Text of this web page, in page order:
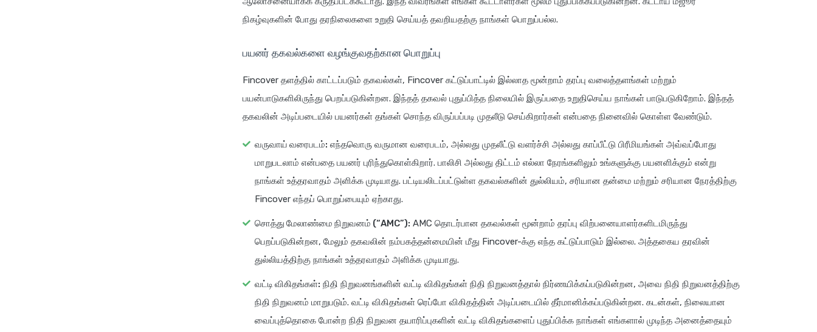
நிகழ்வுகளின் போது தரநிலைகளை உறுதி செய்யத் தவறியதற்கு நாங்கள் பொறுப்பல்ல.
பயனர் தகவல்களை வழங்குவதற்கான பொறுப்பு
Fincover தளத்தில் காட்டப்படும் தகவல்கள், Fincover கட்டுப்பாட்டில் இல்லாத மூன்றாம் தரப்பு வலைத்தளங்கள் மற்றும்
பயன்பாடுகளிலிருந்து பெறப்படுகின்றன. இந்தத் தகவல் புதுப்பித்த நிலையில் இருப்பதை உறுதிசெய்ய நாங்கள் பாடுபடுகிறோம். இந்தத்
தகவலின் அடிப்படையில் பயனர்கள் தங்கள் சொந்த விருப்பப்படி முதலீடு செய்கிறார்கள் என்பதை நினைவில் கொள்ள வேண்டும்.
வருவாய் வரைபடம்: எந்தவொரு வருமான வரைபடம், அல்லது முதலீட்டு வளர்ச்சி அல்லது காப்பீட்டு பிரீமியங்கள் அவ்வப்போது
மாறுபடலாம் என்பதை பயனர் புரிந்துகொள்கிறார். பாலிசி அல்லது திட்டம் எல்லா நேரங்களிலும் உங்களுக்கு பயனளிக்கும் என்று
நாங்கள் உத்தரவாதம் அளிக்க முடியாது. பட்டியலிடப்பட்டுள்ள தகவல்களின் துல்லியம், சரியான தன்மை மற்றும் சரியான நேரத்திற்கு
Fincover எந்தப் பொறுப்பையும் ஏற்காது.
சொத்து மேலாண்மை நிறுவனம் (“AMC”): AMC தொடர்பான தகவல்கள் மூன்றாம் தரப்பு விற்பனையாளர்களிடமிருந்து
பெறப்படுகின்றன, மேலும் தகவலின் நம்பகத்தன்மையின் மீது Fincover-க்கு எந்த கட்டுப்பாடும் இல்லை. அத்தகைய தரவின்
துல்லியத்திற்கு நாங்கள் உத்தரவாதம் அளிக்க முடியாது.
வட்டி விகிதங்கள்: நிதி நிறுவனங்களின் வட்டி விகிதங்கள் நிதி நிறுவனத்தால் நிர்ணயிக்கப்படுகின்றன, அவை நிதி நிறுவனத்திற்கு
நிதி நிறுவனம் மாறுபடும். வட்டி விகிதங்கள் ரெப்போ விகிதத்தின் அடிப்படையில் தீர்மானிக்கப்படுகின்றன. கடன்கள், நிலையான
வைப்புத்தொகை போன்ற நிதி நிறுவன தயாரிப்புகளின் வட்டி விகிதங்களைப் புதுப்பிக்க நாங்கள் எங்களால் முடிந்த அனைத்தையும்